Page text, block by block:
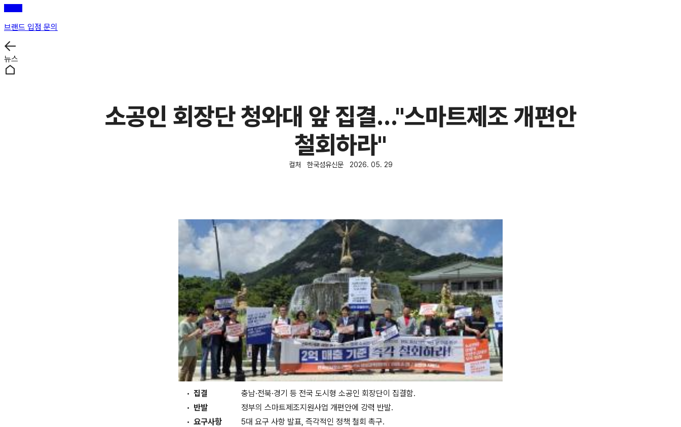
브랜드 입점 문의
뉴스
소공인 회장단 청와대 앞 집결…"스마트제조 개편안
철회하라"
컬처 한국섬유신문 2026. 05. 29
집결
충남·전북·경기 등 전국 도시형 소공인 회장단이 집결함.
반발
정부의 스마트제조지원사업 개편안에 강력 반발.
요구사항
5대 요구 사항 발표, 즉각적인 정책 철회 촉구.